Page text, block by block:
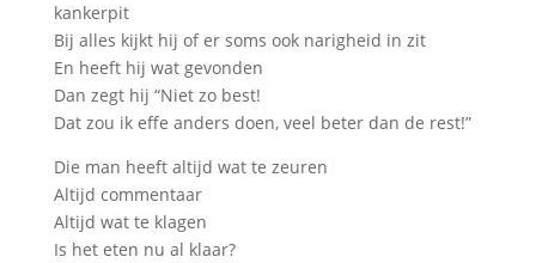
kankerpit
Bij alles kijkt hij of er soms ook narigheid in zit
En heeft hij wat gevonden
Dan zegt hij “Niet zo best!
Dat zou ik effe anders doen, veel beter dan de rest!”
Die man heeft altijd wat te zeuren
Altijd commentaar
Altijd wat te klagen
Is het eten nu al klaar?